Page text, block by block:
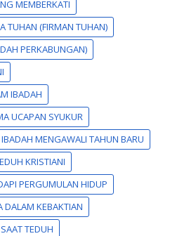
MEMBERKATI
TUHAN (FIRMAN TUHAN)
PERKABUNGAN)
IBADAH
UCAPAN SYUKUR
MENGAWALI TAHUN BARU
KRISTIANI
PERGUMULAN HIDUP
KEBAKTIAN
TEDUH